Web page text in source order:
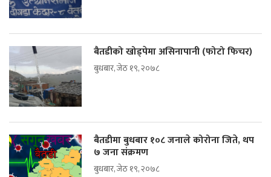
बैतडीको खोड्पेमा असिनापानी (फोटो फिचर)
बुधबार, जेठ १९, २०७८
बैतडीमा बुधबार १०८ जनाले कोरोना जिते, थप
७ जना संक्रमण
बुधबार, जेठ १९, २०७८